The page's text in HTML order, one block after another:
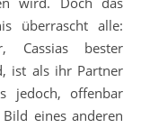
überrascht alle:
Cassias bester
ist als ihr Partner
jedoch, offenbar
eines anderen